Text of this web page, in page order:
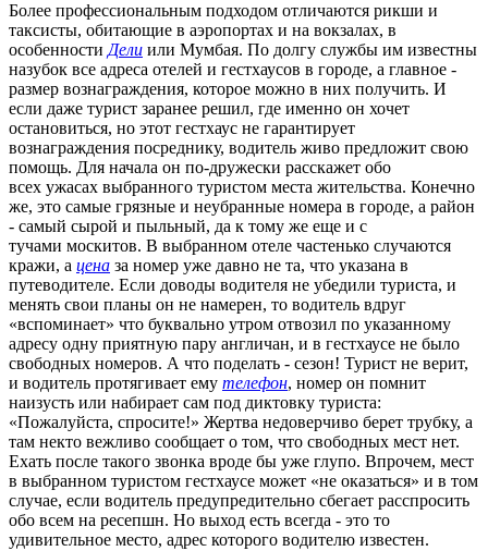
Более профессиональным подходом отличаются рикши и
таксисты, обитающие в аэропортах и на вокзалах, в
особенностиДели или Мумбая. По долгу службы им известны
назубок все адреса отелей и гестхаусов в городе, а главное -
размер вознаграждения, которое можно в них получить. И
если даже турист заранее решил, где именно он хочет
остановиться, но этот гестхаус не гарантирует
вознаграждения посреднику, водитель живо предложит свою
помощь. Для начала он по-дружески расскажет обо
всех ужасах выбранного туристом места жительства. Конечно
же, это самые грязные и неубранные номера в городе, а район
- самый сырой и пыльный, да к тому же еще и с
тучами москитов. В выбранном отеле частенько случаются
кражи, а цена за номер уже давно не та, что указана в
путеводителе. Если доводы водителя не убедили туриста, и
менять свои планы он не намерен, то водитель вдруг
«вспоминает» что буквально утром отвозил по указанному
адресу одну приятную пару англичан, и в гестхаусе не было
свободных номеров. А что поделать - сезон! Турист не верит,
и водитель протягивает ему телефон, номер он помнит
наизусть или набирает сам под диктовку туриста:
«Пожалуйста, спросите!» Жертва недоверчиво берет трубку, а
там некто вежливо сообщает о том, что свободных мест нет.
Ехать после такого звонка вроде бы уже глупо. Впрочем, мест
в выбранном туристом гестхаусе может «не оказаться» и в том
случае, если водитель предупредительно сбегает расспросить
обо всем на ресепшн. Но выход есть всегда - это то
удивительное место, адрес которого водителю известен.